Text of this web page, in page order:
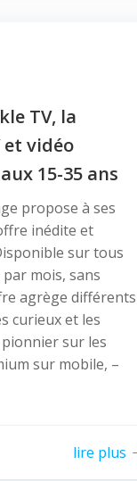
TV, la
et vidéo
15-35 ans
propose à ses
inédite et
sur tous
mois, sans
agrège différents
curieux et les
sur les
sur mobile, –
lire plus